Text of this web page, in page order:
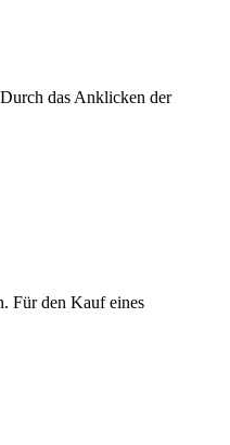
das Anklicken der
Für den Kauf eines